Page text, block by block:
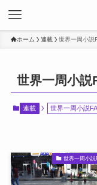
ホーム 連載 世界一周小説
世界一周小説
連載 世界一周小説
世界一周小説